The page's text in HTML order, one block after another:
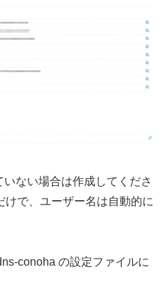
ない場合は作成してくださ
で、ユーザー名は自動的に
conoha の設定ファイルに